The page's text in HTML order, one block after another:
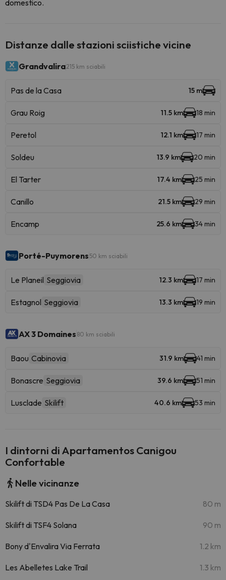
domestico.
Distanze dalle stazioni sciistiche vicine
Grandvalira215 km sciabili
Pas de la Casa 15 m
Grau Roig 11.5 km 18 min
Peretol 12.1 km 17 min
Soldeu 13.9 km 20 min
El Tarter 17.4 km 25 min
Canillo 21.5 km 29 min
Encamp 25.6 km 34 min
Porté-Puymorens 50 km sciabili
Le Planeil Seggiovia 12.3 km 17 min
Estagnol Seggiovia 13.3 km 19 min
AX 3 Domaines 80 km sciabili
Baou Cabinovia 31.9 km 41 min
Bonascre Seggiovia 39.6 km 51 min
Lusclade Skilift 40.6 km 53 min
I dintorni di Apartamentos Canigou
Confortable
Nelle vicinanze
Skilift di TSD4 Pas De La Casa 80 m
Skilift di TSF4 Solana 90 m
Bony d'Envalira Via Ferrata 1.2 km
Les Abelletes Lake Trail 1.3 km